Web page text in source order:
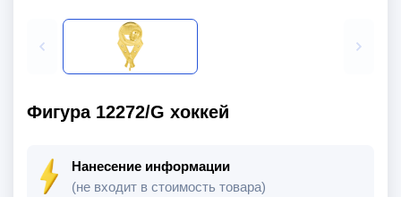
Фигура 12272/G хоккей
Нанесение информации
(не входит в стоимость товара)